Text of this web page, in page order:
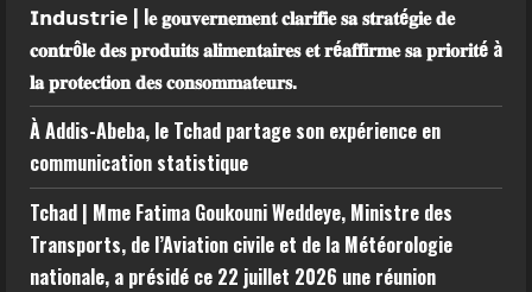
𝗜𝗻𝗱𝘂𝘀𝘁𝗿𝗶𝗲 | l𝐞 𝐠𝐨𝐮𝐯𝐞𝐫𝐧𝐞𝐦𝐞𝐧𝐭 𝐜𝐥𝐚𝐫𝐢𝐟𝐢𝐞 𝐬𝐚 𝐬𝐭𝐫𝐚𝐭é𝐠𝐢𝐞 𝐝𝐞
𝐜𝐨𝐧𝐭𝐫ô𝐥𝐞 𝐝𝐞𝐬 𝐩𝐫𝐨𝐝𝐮𝐢𝐭𝐬 𝐚𝐥𝐢𝐦𝐞𝐧𝐭𝐚𝐢𝐫𝐞𝐬 𝐞𝐭 𝐫é𝐚𝐟𝐟𝐢𝐫𝐦𝐞 𝐬𝐚 𝐩𝐫𝐢𝐨𝐫𝐢𝐭é à
𝐥𝐚 𝐩𝐫𝐨𝐭𝐞𝐜𝐭𝐢𝐨𝐧 𝐝𝐞𝐬 𝐜𝐨𝐧𝐬𝐨𝐦𝐦𝐚𝐭𝐞𝐮𝐫𝐬.
À Addis-Abeba, le Tchad partage son expérience en
communication statistique
Tchad | Mme Fatima Goukouni Weddeye, Ministre des
Transports, de l’Aviation civile et de la Météorologie
nationale, a présidé ce 22 juillet 2026 une réunion